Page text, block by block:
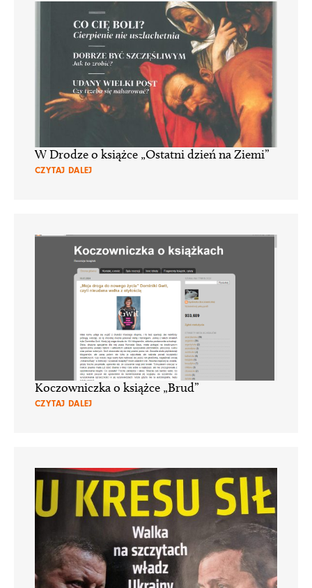
W Drodze o książce „Ostatni dzień na Ziemi”
CZYTAJ DALEJ
Koczowniczka o książce „Brud”
CZYTAJ DALEJ